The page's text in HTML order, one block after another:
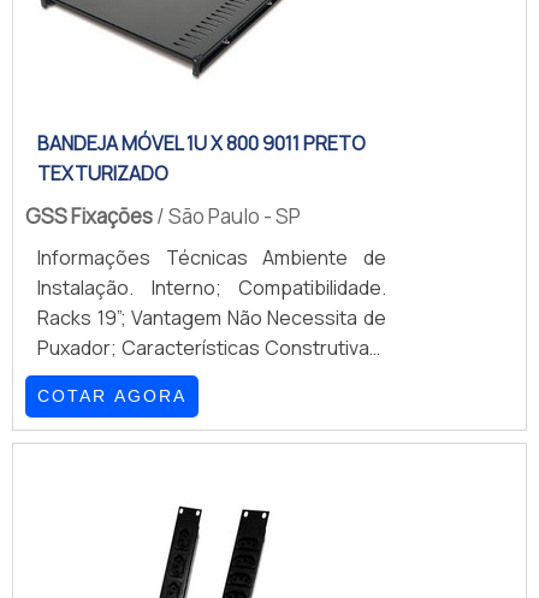
BANDEJA MÓVEL 1U X 800 9011 PRETO
TEXTURIZADO
GSS Fixações/ São Paulo - SP
Informações Técnicas Ambiente de
Instalação. Interno; Compatibilidade.
Racks 19”; Vantagem Não Necessita de
Puxador; Características Construtivas;
Bandeja e Suporte Aço Sae 1010/20
Espessura 1,2 e 1,5mm; Trilho
Telescópico Aço Sae 1010/20, Zincado
COTAR AGORA